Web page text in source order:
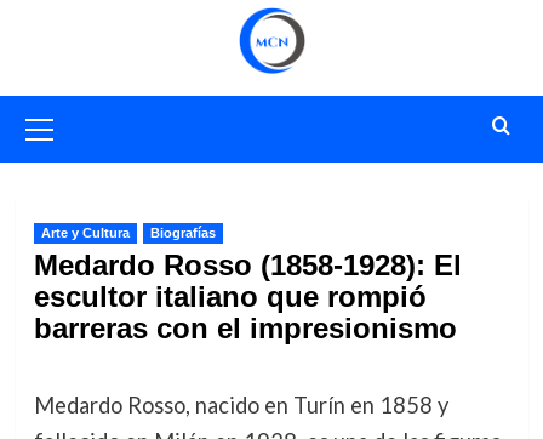
primario
Arte y Cultura Biografías
Medardo Rosso (1858-1928): El
escultor italiano que rompió
barreras con el impresionismo
Medardo Rosso, nacido en Turín en 1858 y